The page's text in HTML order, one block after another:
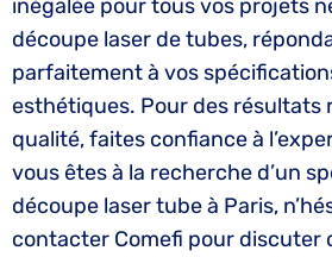
inégalée pour tous vos projets
découpe laser de tubes,
parfaitement à vos
esthétiques. Pour des résultats
qualité, faites confiance à
vous êtes à la recherche d’un
découpe laser tube à Paris,
contacter Comefi pour discuter